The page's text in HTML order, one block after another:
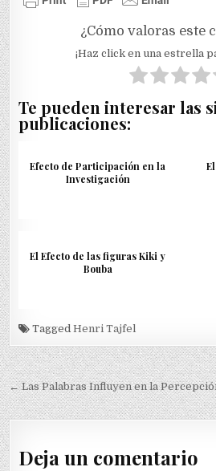
¿Cómo valoras este
¡Haz click en una estrella
Te pueden interesar las
publicaciones:
Efecto de Participación en la
Investigación
El Efecto de las figuras Kiki y
Bouba
TaggedHenri Tajfel
Navegación
de
entradas
← Las Palabras Influyen en la
Deja un comentario